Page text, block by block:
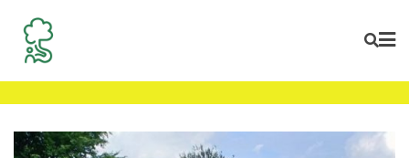
content